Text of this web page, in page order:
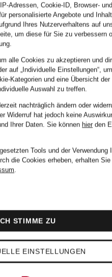
auch in
einen
Weave-
wurden
zum
Adressen, Cookie-ID, Browser-
personalisierte Angebote und
Ihres Nutzerverhaltens auf
um diese für Sie zu verbessern
alle Cookies zu akzeptieren und
auf „Individuelle Einstellungen“,
Kategorien und eine Übersicht
Auswahl zu treffen.
nachträglich ändern oder
Widerruf hat jedoch keine
Ihrer Daten. Sie können hier den
Tools und der Verwendung
die Cookies erheben, erhalten
.
EINSTELLUNGEN
STIMME ZU